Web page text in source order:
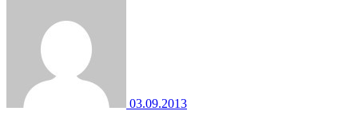
03.09.2013